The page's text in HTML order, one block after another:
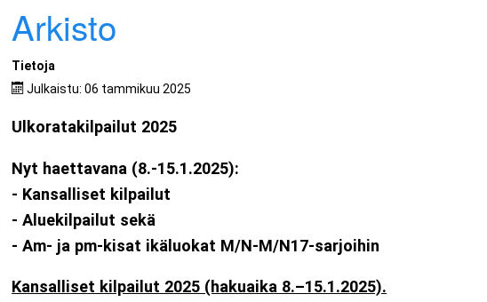
Arkisto
Tietoja
Julkaistu: 06 tammikuu 2025
Ulkoratakilpailut 2025
Nyt haettavana (8.-15.1.2025):
- Kansalliset kilpailut
- Aluekilpailut sekä
- Am- ja pm-kisat ikäluokat M/N-M/N17-sarjoihin
Kansalliset kilpailut 2025 (hakuaika 8.–15.1.2025).